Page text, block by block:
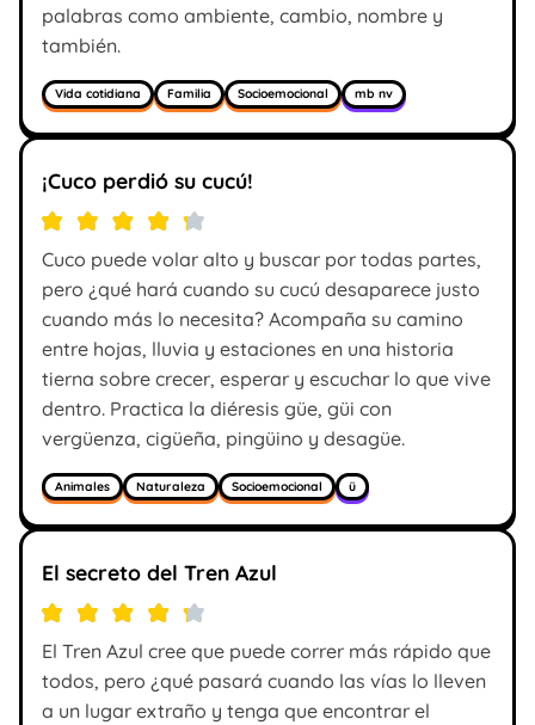
palabras como ambiente, cambio, nombre y
también.
Vida cotidiana Familia Socioemocional mb nv
¡Cuco perdió su cucú!
Cuco puede volar alto y buscar por todas partes,
pero ¿qué hará cuando su cucú desaparece justo
cuando más lo necesita? Acompaña su camino
entre hojas, lluvia y estaciones en una historia
tierna sobre crecer, esperar y escuchar lo que vive
dentro. Practica la diéresis güe, güi con
vergüenza, cigüeña, pingüino y desagüe.
Animales Naturaleza Socioemocional ü
El secreto del Tren Azul
El Tren Azul cree que puede correr más rápido que
todos, pero ¿qué pasará cuando las vías lo lleven
a un lugar extraño y tenga que encontrar el